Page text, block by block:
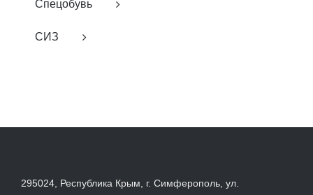
Спецобувь
СИЗ
295024, Республика Крым, г. Симферополь, ул.